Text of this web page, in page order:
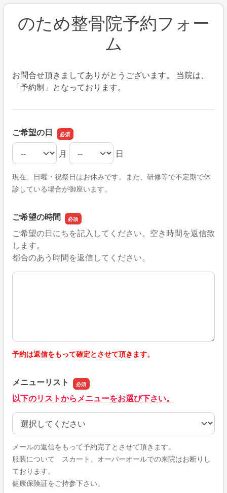
のため整骨院予約フォー
ム
お問合せ頂きましてありがとうございます。 当院は、
「予約制」となっております。
ご希望の日
ご希望の日の月
月
ご希望の日の日 日
現在、日曜・祝祭日はお休みです。また、研修等で不定期で休
診している場合が御座います。
ご希望の時間
ご希望の日にちを記入してください。空き時間を返信致
します。
都合のあう時間を返信してください。
ご希望の時間
予約は返信をもって確定とさせて頂きます。
メニューリスト
以下のリストからメニューをお選び下さい。
メニューリスト
メールの返信をもって予約完了とさせて頂きます。
服装について スカート、オーバーオールでの来院はお断りし
ております。
健康保険証をご持参下さい。